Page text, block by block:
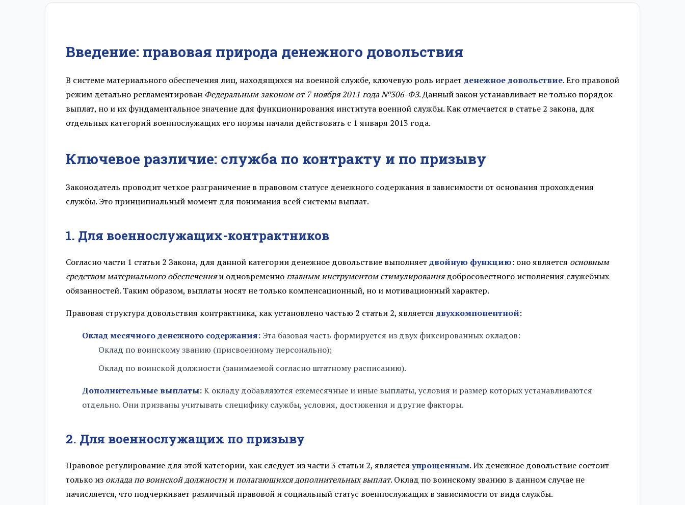
Разряд 21 36 536.00 ₽
Разряд 23
Разряд 24 38 686.00 ₽
Разряд 25 39 400.00 ₽
Разряд 27 40 835.00 ₽
Разряд 28 41 549.00 ₽
Разряд 29 42 267.00 ₽
Разряд 30 42 983.00 ₽
Разряд 31 43 698.00 ₽
Разряд 32 44 416.00 ₽
Разряд 33 45 132.00 ₽
Разряд 34 45 849.00 ₽
Разряд 36 47 281.00 ₽
Разряд 37 47 998.00 ₽
Разряд 38 48 713.00 ₽
Введение: правовая природа денежного довольствия
В системе материального обеспечения лиц, находящихся на военной службе, ключевую роль играет денежное довольствие. Его правовой
режим детально регламентирован Федеральным законом от 7 ноября 2011 года №306-ФЗ. Данный закон устанавливает не только порядок
выплат, но и их фундаментальное значение для функционирования института военной службы. Как отмечается в статье 2 закона, для
отдельных категорий военнослужащих его нормы начали действовать с 1 января 2013 года.
Ключевое различие: служба по контракту и по призыву
Законодатель проводит четкое разграничение в правовом статусе денежного содержания в зависимости от основания прохождения
службы. Это принципиальный момент для понимания всей системы выплат.
1. Для военнослужащих-контрактников
Согласно части 1 статьи 2 Закона, для данной категории денежное довольствие выполняет двойную функцию: оно является основным
средством материального обеспеченияи одновременноглавным инструментом стимулированиядобросовестного исполнения служебных
обязанностей. Таким образом, выплаты носят не только компенсационный, но и мотивационный характер.
Правовая структура довольствия контрактника, как установлено частью 2 статьи 2, является двухкомпонентной:
Оклад месячного денежного содержания: Эта базовая часть формируется из двух фиксированных окладов:
Оклад по воинскому званию (присвоенному персонально);
Оклад по воинской должности (занимаемой согласно штатному расписанию).
Дополнительные выплаты:К окладу добавляются ежемесячные и иные выплаты, условия и размер которых устанавливаются
отдельно. Они призваны учитывать специфику службы, условия, достижения и другие факторы.
2. Для военнослужащих по призыву
Правовое регулирование для этой категории, как следует из части 3 статьи 2, являетсяупрощенным. Их денежное довольствие состоит
только из оклада по воинской должностииполагающихся дополнительных выплат. Оклад по воинскому званию в данном случае не
начисляется, что подчеркивает различный правовой и социальный статус военнослужащих в зависимости от вида службы.